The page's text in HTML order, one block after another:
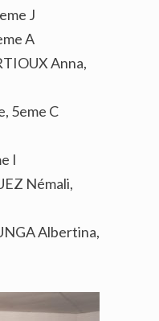
J
A
Anna,
5eme C
I
Némali,
Albertina,